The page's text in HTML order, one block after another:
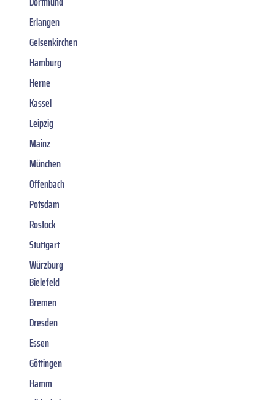
Erlangen
Gelsenkirchen
Hamburg
Herne
Kassel
Leipzig
Mainz
München
Offenbach
Potsdam
Rostock
Stuttgart
Würzburg
Bielefeld
Bremen
Dresden
Essen
Göttingen
Hamm